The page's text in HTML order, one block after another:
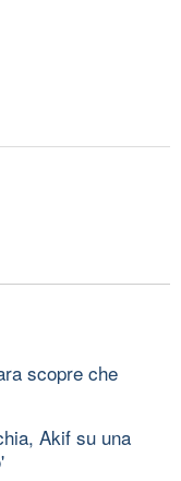
scopre che
Akif su una